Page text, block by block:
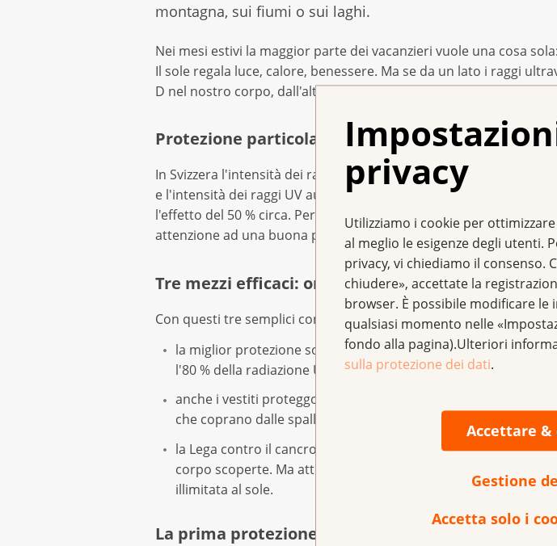
privacy
Utilizziamo i cookie per
al meglio le esigenze degli utenti.
privacy, vi chiediamo il consenso.
chiudere», accettate la
browser. È possibile modificare le
qualsiasi momento nelle
fondo alla pagina).Ulteriori
sulla protezione dei dati.
Accettare &
Gestione
Accetta solo i
montagna, sui fiumi o sui laghi.
Nei mesi estivi la maggior parte dei vacanzieri vuole una cosa
Il sole regala luce, calore, benessere. Ma se da un lato i raggi
D nel nostro corpo, dall'altro rappresentano anche un pericolo
Protezione particolare in montagna e sull'acqua
In Svizzera l'intensità dei raggi UV varia a seconda delle
e l'intensità dei raggi UV aumenta del 10 % ogni 1000 metri di
l'effetto del 50 % circa. Pertanto, specie gli appassionati di
attenzione ad una buona protezione solare.
Tre mezzi efficaci: ombra, vestiti, crema solare
Con questi tre semplici consigli è possibile proteggersi
la miglior protezione solare è l'ombra. Rimanete all'ombra,
l'80 % della radiazione UV raggiunge la terra;
anche i vestiti proteggono bene dai raggi ultravioletti.
che coprano dalle spalle alle ginocchia;
la Lega contro il cancro raccomanda di utilizzare una crema
corpo scoperte. Ma attenzione: anche una crema con fattore
illimitata al sole.
La prima protezione è essere ben informati